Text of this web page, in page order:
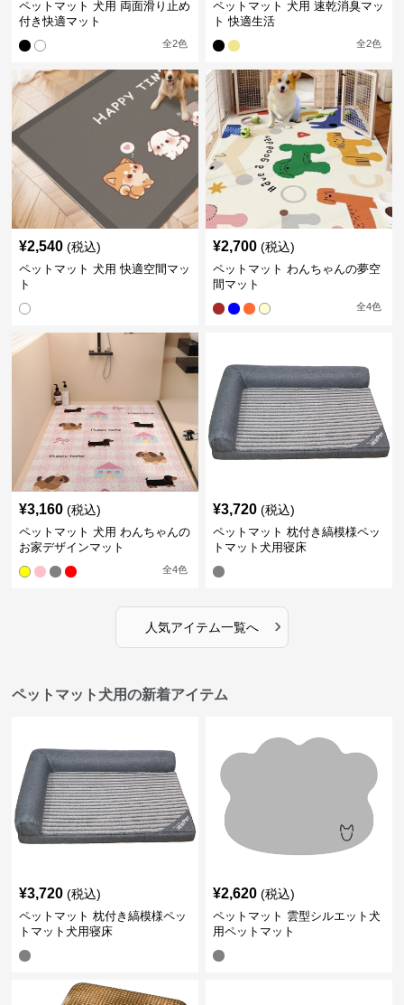
ペットマット 犬用 両面滑り止め
付き快適マット
全2色
ペットマット 犬用 速乾消臭マッ
ト 快適生活
全2色
¥2,540 (税込)
ペットマット 犬用 快適空間マッ
ト
¥2,700 (税込)
ペットマット わんちゃんの夢空
間マット
全4色
¥3,160 (税込)
ペットマット 犬用 わんちゃんの
お家デザインマット
全4色
¥3,720 (税込)
ペットマット 枕付き縞模様ペッ
トマット犬用寝床
人気アイテム一覧へ ›
ペットマット犬用の新着アイテム
¥3,720 (税込)
ペットマット 枕付き縞模様ペッ
トマット犬用寝床
¥2,620 (税込)
ペットマット 雲型シルエット犬
用ペットマット